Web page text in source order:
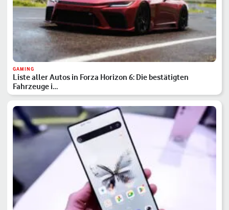
GAMING
Liste aller Autos in Forza Horizon 6: Die bestätigten
Fahrzeuge i…